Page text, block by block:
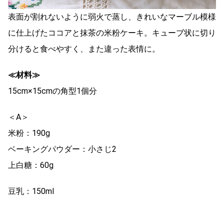
表面が割れないように弱火で蒸し、きれいなマーブル模様
に仕上げたココアと抹茶の米粉ケーキ。キューブ状に切り
分けると食べやすく、また違った表情に。
≪材料≫
15cm×15cmの角型1個分
＜A＞
米粉：190g
ベーキングパウダー：小さじ2
上白糖：60g
豆乳：150ml